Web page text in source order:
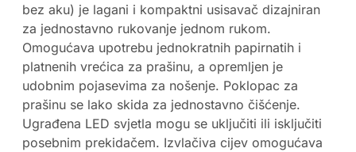
bez aku) je lagani i kompaktni usisavač dizajniran
za jednostavno rukovanje jednom rukom.
Omogućava upotrebu jednokratnih papirnatih i
platnenih vrećica za prašinu, a opremljen je
udobnim pojasevima za nošenje. Poklopac za
prašinu se lako skida za jednostavno čišćenje.
Ugrađena LED svjetla mogu se uključiti ili isključiti
posebnim prekidačem. Izvlačiva cijev omogućava